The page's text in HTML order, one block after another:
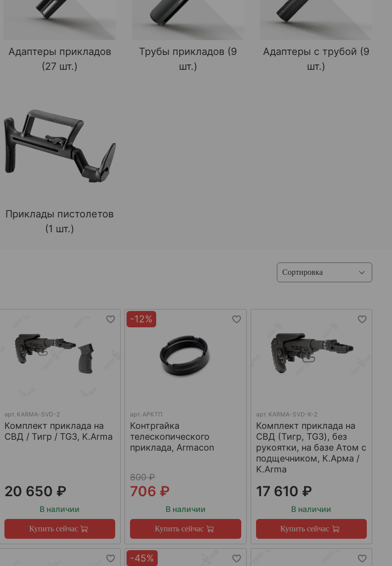
Адаптеры прикладов
(27 шт.)
Трубы прикладов (9
шт.)
Адаптеры с трубой (9
шт.)
Приклады пистолетов
(1 шт.)
арт. KARMA-SVD-2
Комплект приклада на
СВД / Тигр / TG3, K.Arma
20 650 ₽
В наличии
Купить сейчас
-12%
арт.АРКТП
Контргайка
телескопического
приклада, Armacon
800 ₽
706 ₽
В наличии
Купить сейчас
арт. KARMA-SVD-X-2
Комплект приклада на
СВД (Тигр, TG3), без
рукоятки, на базе Атом с
подщечником, К.Арма /
K.Arma
17 610 ₽
В наличии
Купить сейчас
-45%